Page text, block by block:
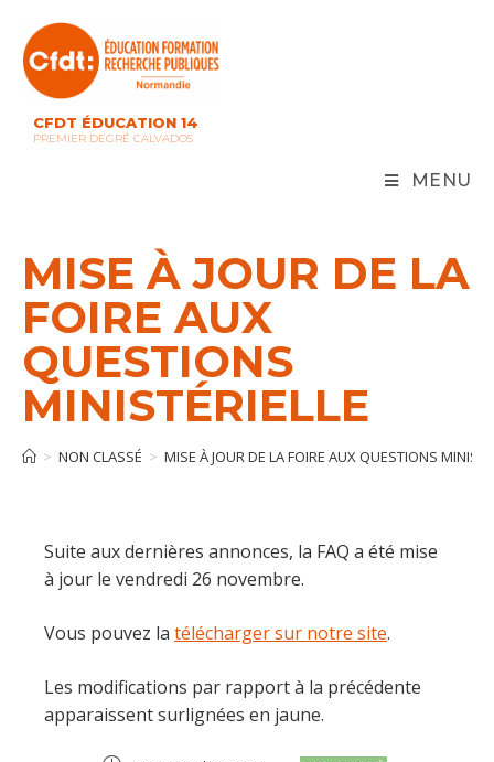
content
CFDT ÉDUCATION 14
PREMIER DEGRÉ CALVADOS
MENU
MISE À JOUR DE LA
FOIRE AUX
QUESTIONS
MINISTÉRIELLE
> NON CLASSÉ > MISE À JOUR DE LA FOIRE AUX QUESTIONS
Suite aux dernières annonces, la FAQ a été mise
à jour le vendredi 26 novembre.
Vous pouvez la télécharger sur notre site.
Les modifications par rapport à la précédente
apparaissent surlignées en jaune.